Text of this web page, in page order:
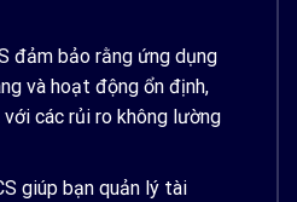
đảm bảo rằng ứng dụng
và hoạt động ổn định,
các rủi ro không lường
giúp bạn quản lý tài